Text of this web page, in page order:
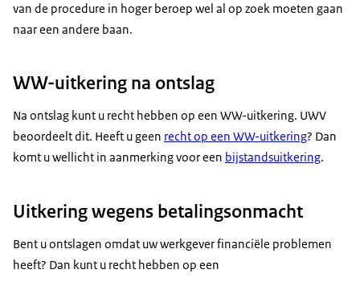
van de procedure in hoger beroep wel al op zoek moeten gaan
naar een andere baan.
WW-uitkering na ontslag
Na ontslag kunt u recht hebben op een WW-uitkering. UWV
beoordeelt dit. Heeft u geen recht op een WW-uitkering? Dan
komt u wellicht in aanmerking voor een bijstandsuitkering.
Uitkering wegens betalingsonmacht
Bent u ontslagen omdat uw werkgever financiële problemen
heeft? Dan kunt u recht hebben op een